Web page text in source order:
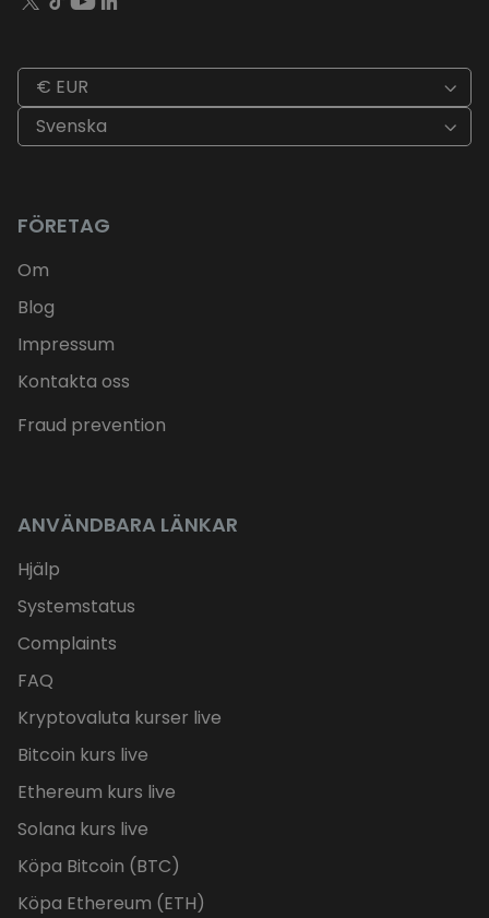
€ EUR
Svenska
FÖRETAG
Om
Blog
Impressum
Kontakta oss
Fraud prevention
ANVÄNDBARA LÄNKAR
Hjälp
Systemstatus
Complaints
FAQ
Kryptovaluta kurser live
Bitcoin kurs live
Ethereum kurs live
Solana kurs live
Köpa Bitcoin (BTC)
Köpa Ethereum (ETH)